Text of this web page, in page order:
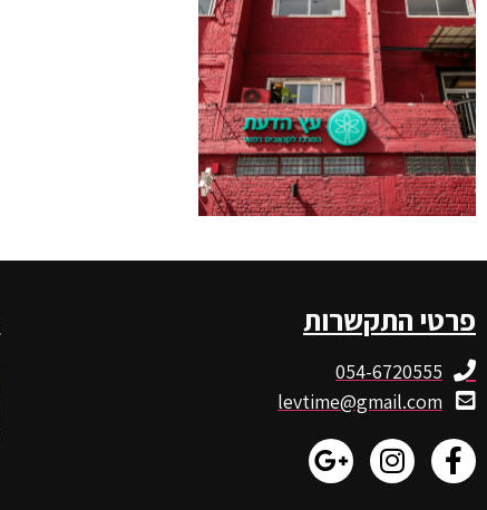
פרטי התקשרות
054-6720555
levtime@gmail.com